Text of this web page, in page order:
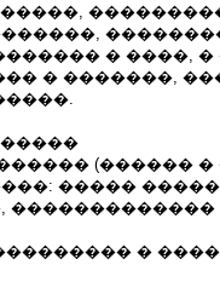
� ����,
� �������,
(������
�����
�������������
�